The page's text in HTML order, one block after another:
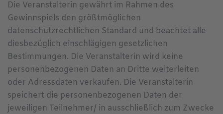
Die Veranstalterin gewährt im Rahmen des
Gewinnspiels den größtmöglichen
datenschutzrechtlichen Standard und beachtet alle
diesbezüglich einschlägigen gesetzlichen
Bestimmungen. Die Veranstalterin wird keine
personenbezogenen Daten an Dritte weiterleiten
oder Adressdaten verkaufen. Die Veranstalterin
speichert die personenbezogenen Daten der
jeweiligen Teilnehmer/ in ausschließlich zum Zwecke